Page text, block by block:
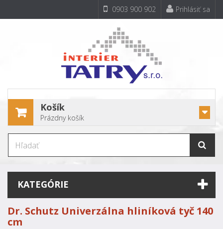
0903 900 902 Prihlásiť sa
Košík
Prázdny košík
KATEGÓRIE
Dr. Schutz Univerzálna hliníková tyč 140
cm